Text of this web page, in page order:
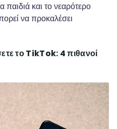
παιδιά και το νεαρότερο
να προκαλέσει
το TikTok: 4 πιθανοί